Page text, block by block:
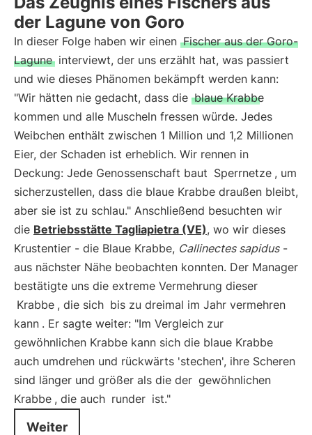
der Lagune von Goro
In dieser Folge haben wir einen Fischer aus der Goro-
Lagune interviewt, der uns erzählt hat, was passiert
und wie dieses Phänomen bekämpft werden kann:
"Wir hätten nie gedacht, dass die blaue Krabbe
kommen und alle Muscheln fressen würde. Jedes
Weibchen enthält zwischen 1 Million und 1,2 Millionen
Eier, der Schaden ist erheblich. Wir rennen in
Deckung: Jede Genossenschaft baut Sperrnetze , um
sicherzustellen, dass die blaue Krabbe draußen bleibt,
aber sie ist zu schlau." Anschließend besuchten wir
die Betriebsstätte Tagliapietra (VE), wo wir dieses
Krustentier - die Blaue Krabbe, Callinectes sapidus-
aus nächster Nähe beobachten konnten. Der Manager
bestätigte uns die extreme Vermehrung dieser
Krabbe , die sich bis zu dreimal im Jahr vermehren
kann . Er sagte weiter: "Im Vergleich zur
gewöhnlichen Krabbe kann sich die blaue Krabbe
auch umdrehen und rückwärts 'stechen', ihre Scheren
sind länger und größer als die der gewöhnlichen
Krabbe , die auch runder ist."
Weiter